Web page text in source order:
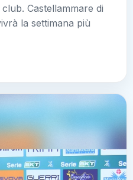
Castellammare di
la settimana più